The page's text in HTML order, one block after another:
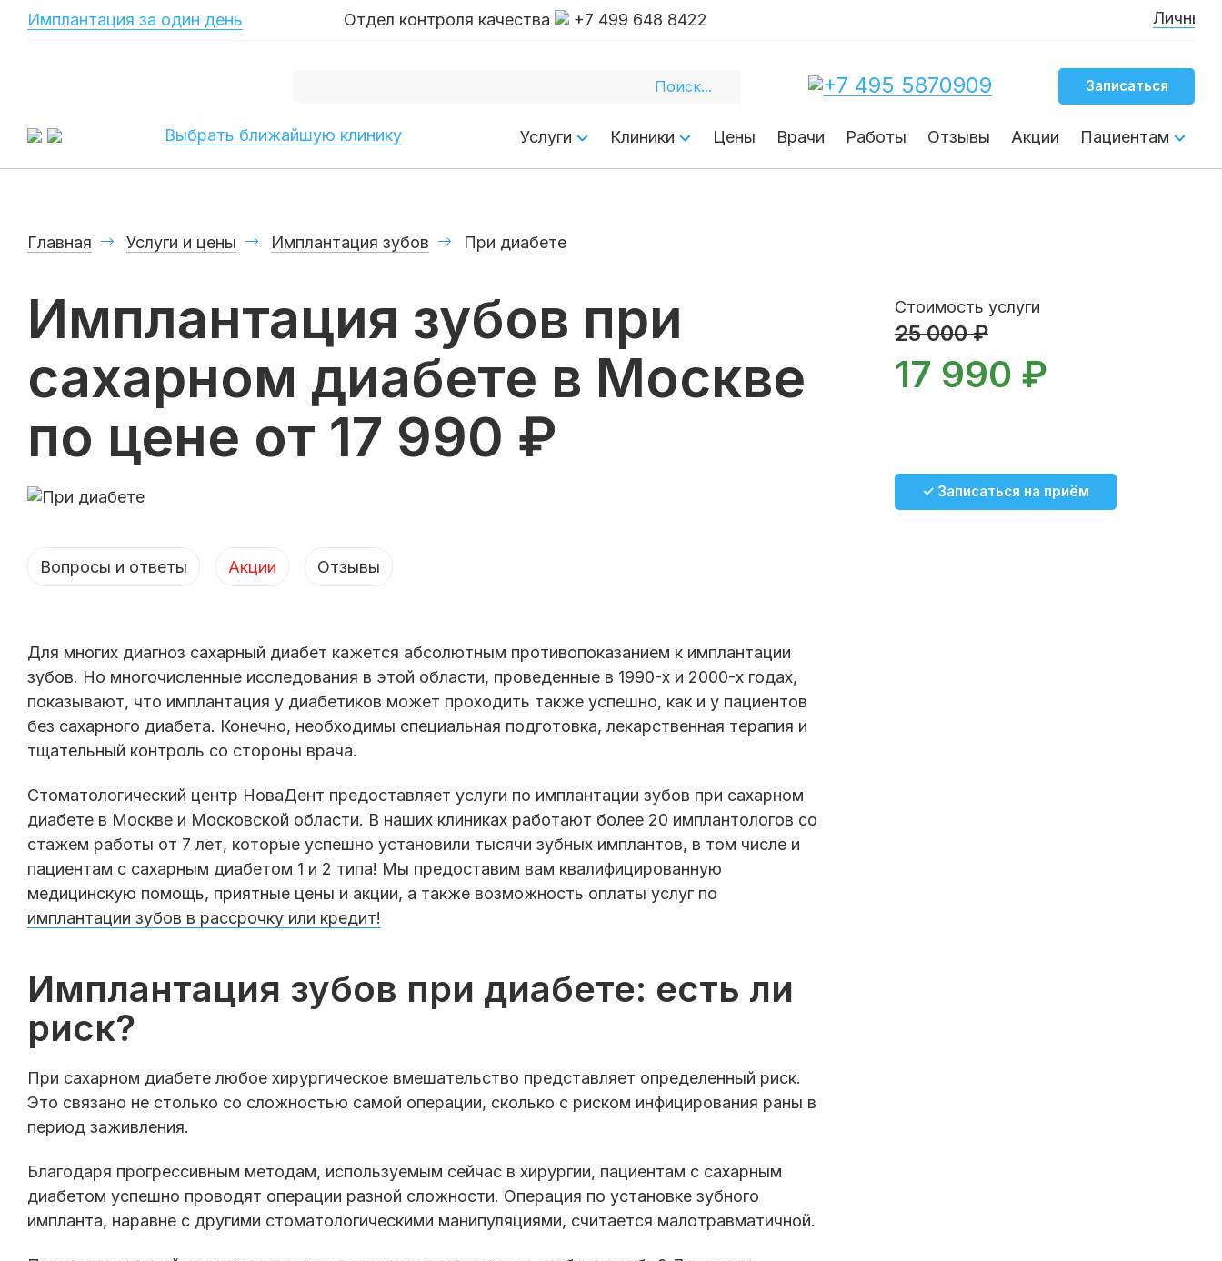
Имплантация за один день Отдел контроля качества +7 499 648 8422 Личный канал
+7 495 5870909 Записаться
Выбрать ближайшую клинику Услуги Клиники Цены Врачи Работы Отзывы Акции Пациентам
Главная Услуги и цены Имплантация зубов При диабете
Имплантация зубов при
сахарном диабете в Москве
по цене от 17 990 ₽
Вопросы и ответы Акции Отзывы
Для многих диагноз сахарный диабет кажется абсолютным противопоказанием к имплантации
зубов. Но многочисленные исследования в этой области, проведенные в 1990-х и 2000-х годах,
показывают, что имплантация у диабетиков может проходить также успешно, как и у пациентов
без сахарного диабета. Конечно, необходимы специальная подготовка, лекарственная терапия и
тщательный контроль со стороны врача.
Стоматологический центр НоваДент предоставляет услуги по имплантации зубов при сахарном
диабете в Москве и Московской области. В наших клиниках работают более 20 имплантологов со
стажем работы от 7 лет, которые успешно установили тысячи зубных имплантов, в том числе и
пациентам с сахарным диабетом 1 и 2 типа! Мы предоставим вам квалифицированную
медицинскую помощь, приятные цены и акции, а также возможность оплаты услуг по
имплантации зубов в рассрочку или кредит!
Имплантация зубов при диабете: есть ли
риск?
При сахарном диабете любое хирургическое вмешательство представляет определенный риск.
Это связано не столько со сложностью самой операции, сколько с риском инфицирования раны в
период заживления.
Благодаря прогрессивным методам, используемым сейчас в хирургии, пациентам с сахарным
диабетом успешно проводят операции разной сложности. Операция по установке зубного
импланта, наравне с другими стоматологическими манипуляциями, считается малотравматичной.
Стоимость услуги
25 000 ₽
17 990 ₽
✓ Записаться на приём